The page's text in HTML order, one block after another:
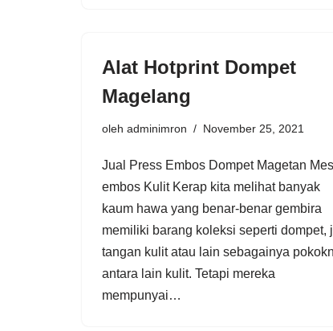
Alat Hotprint Dompet
Magelang
oleh adminimron November 25, 2021
Jual Press Embos Dompet Magetan
embos Kulit Kerap kita melihat banyak
kaum hawa yang benar-benar gembira
memiliki barang koleksi seperti dompet,
tangan kulit atau lain sebagainya
antara lain kulit. Tetapi mereka
mempunyai…